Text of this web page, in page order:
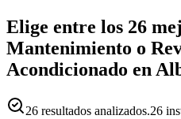
Elige entre los 26
Mantenimiento o
Acondicionado en
26 resultados analizados.26